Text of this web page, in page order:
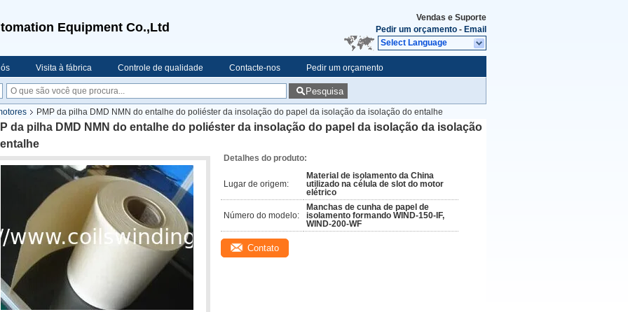
Equipment Co.,Ltd
Vendas e Suporte
Pedir um orçamento - Email
Select Language
Visita à fábrica Controle de qualidade Contacte-nos Pedir um orçamento
Pesquisa
PMP da pilha DMD NMN do entalhe do poliéster da insolação do papel da isolação da isolação do entalhe
da pilha DMD NMN do entalhe do poliéster da insolação do papel da isolação da isolação
Detalhes do produto:
Lugar de origem:
Material de isolamento da China
utilizado na célula de slot do motor
elétrico
Número do modelo:
Manchas de cunha de papel de
isolamento formando WIND-150-IF,
WIND-200-WF
Contato